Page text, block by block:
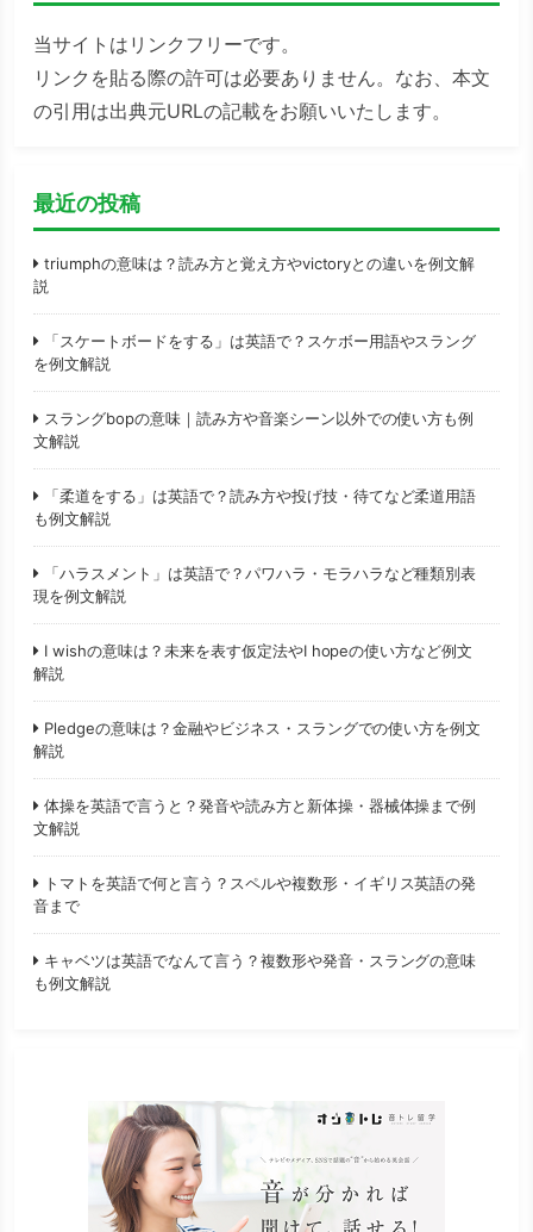
当サイトはリンクフリーです。
リンクを貼る際の許可は必要ありません。なお、本文
の引用は出典元URLの記載をお願いいたします。
最近の投稿
triumphの意味は？読み方と覚え方やvictoryとの違いを例文解
説
「スケートボードをする」は英語で？スケボー用語やスラング
を例文解説
スラングbopの意味｜読み方や音楽シーン以外での使い方も例
文解説
「柔道をする」は英語で？読み方や投げ技・待てなど柔道用語
も例文解説
「ハラスメント」は英語で？パワハラ・モラハラなど種類別表
現を例文解説
I wishの意味は？未来を表す仮定法やI hopeの使い方など例文
解説
Pledgeの意味は？金融やビジネス・スラングでの使い方を例文
解説
体操を英語で言うと？発音や読み方と新体操・器械体操まで例
文解説
トマトを英語で何と言う？スペルや複数形・イギリス英語の発
音まで
キャベツは英語でなんて言う？複数形や発音・スラングの意味
も例文解説